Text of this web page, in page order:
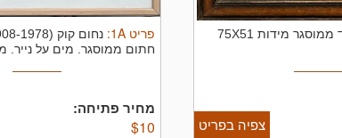
ציור על בד ממוסגר מידות 75X51
צפיה בפריט
פריט 1A
:
מחיר פתיחה:
$10